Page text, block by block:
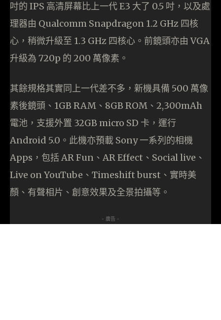
吋的 IPS 高清屏幕比上一代 E3 大了 0.5 吋，以及處
理器由 Qualcomm Snapdragon 1.2 GHz 四核
心，稍微升級至 1.3 GHz 四核心。前鏡頭亦由 VGA
升級為 720p 的 200 萬像素。
其餘規格其實同上一代差不多，新機具備 500 萬像
素後鏡頭、1GB RAM、8GB ROM、2,300mAh
電池，支援外置 32GB micro SD 卡，運行
Android 5.0。此機亦預載 Sony 一系列的相機
Apps，包括 AR Fun、AR Effect、Social live、
Live on YouTube、Timeshift burst、實時美
顏、有聲相片、創意效果及全景拍攝等。
- 廣告 -